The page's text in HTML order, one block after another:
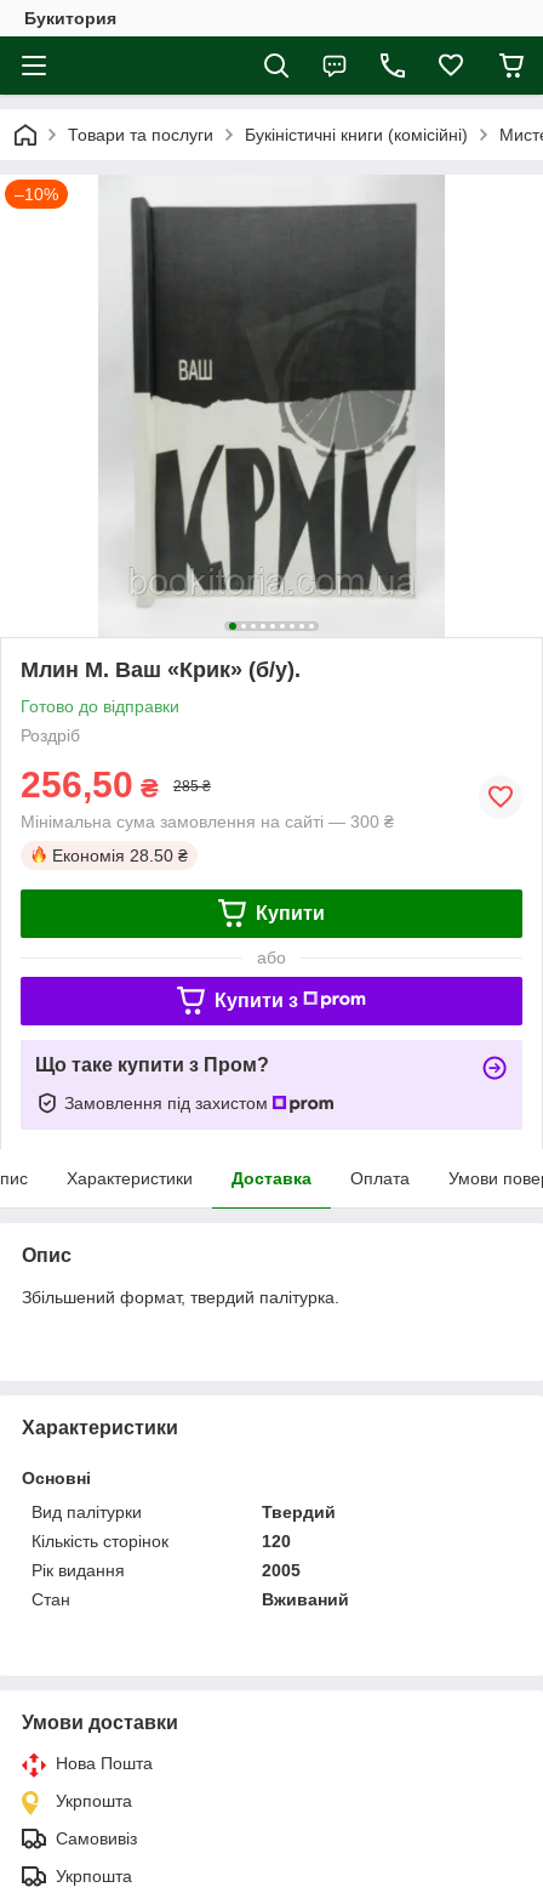
Букитория
Товари та послуги Букіністичні книги (комісійні)
–10%
Млин М. Ваш «Крик» (б/у).
Готово до відправки
Роздріб
256,50 ₴ 285 ₴
Мінімальна сума замовлення на сайті — 300 ₴
Економія 28.50 ₴
Купити
або
Купити з
Що таке купити з Пром?
Замовлення під захистом
Характеристики Доставка Оплата Умови
Опис
Збільшений формат, твердий палітурка.
Характеристики
Основні
Вид палітурки
Твердий
Кількість сторінок
120
Рік видання
2005
Стан
Вживаний
Умови доставки
Нова Пошта
Укрпошта
Самовивіз
Укрпошта